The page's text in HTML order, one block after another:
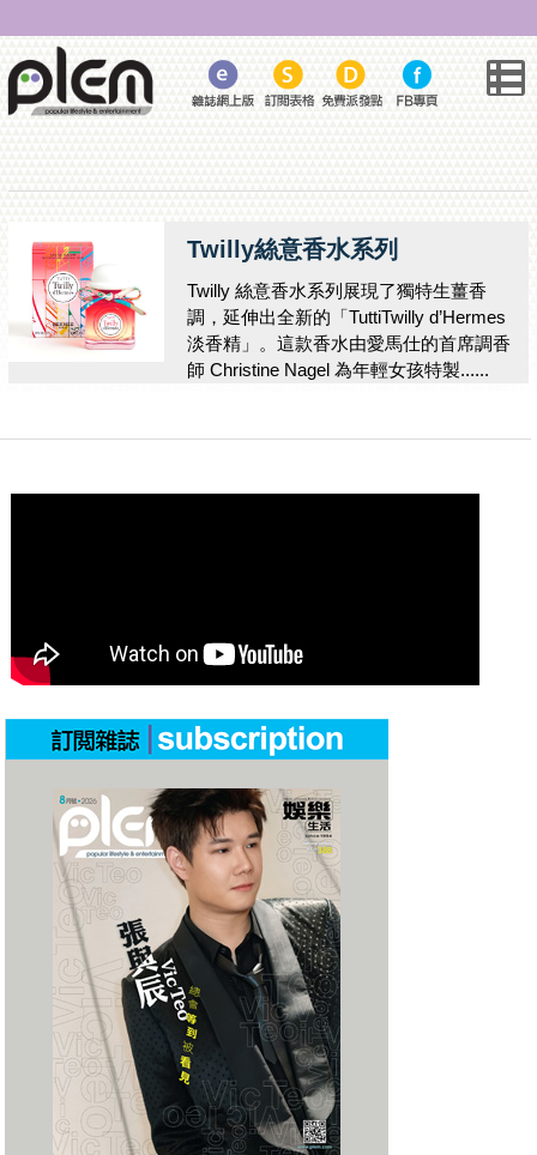
Twilly絲意香水系列
Twilly 絲意香水系列展現了獨特生薑香
調，延伸出全新的「TuttiTwilly d’Hermes
淡香精」。這款香水由愛馬仕的首席調香
師 Christine Nagel 為年輕女孩特製......